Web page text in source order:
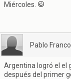
Miércoles.
Pablo Franco
Argentina logró el el
después del primer